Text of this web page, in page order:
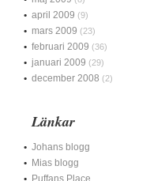
april 2009 (9)
mars 2009 (23)
februari 2009 (36)
januari 2009 (29)
december 2008 (2)
Länkar
Johans blogg
Mias blogg
Puffans Place